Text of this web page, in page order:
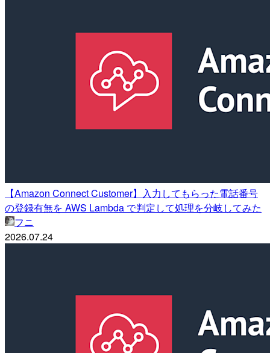
【Amazon Connect Customer】入力してもらった電話番号
の登録有無を AWS Lambda で判定して処理を分岐してみた
フニ
2026.07.24